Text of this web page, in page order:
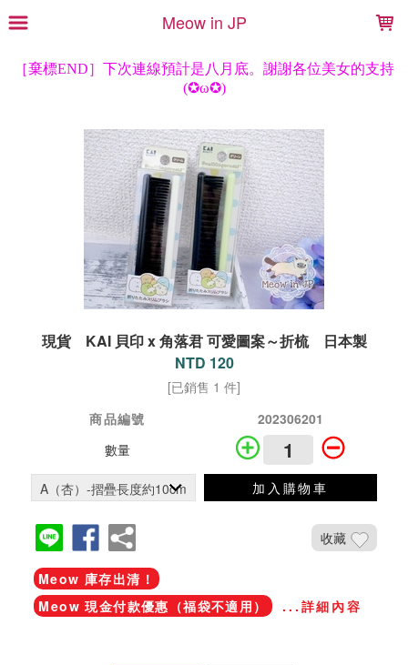
Meow in JP
現貨 KAI 貝印 x 角落君 可愛圖案～折梳 日本製
NTD 120
[已銷售 1 件]
商品編號
202306201
數量
加入購物車
收藏
Meow 庫存出清！
Meow 現金付款優惠（福袋不適用）
...詳細內容